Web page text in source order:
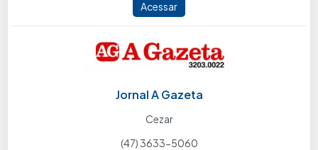
Acessar
Jornal A Gazeta
Cezar
(47) 3633-5060